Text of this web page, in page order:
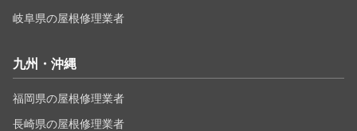
岐阜県の屋根修理業者
九州・沖縄
福岡県の屋根修理業者
長崎県の屋根修理業者